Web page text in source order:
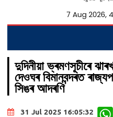
7 Aug 2026,
দুদিনীয়া ভ্ৰমণসূচীৰে
দেওঘৰ বিমানবন্দৰত
সিঙৰ আদৰণি
31 Jul 2025 16:05:32